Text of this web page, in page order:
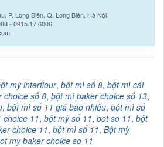
P. Long Biên, Q. Long Biên, Hà Nội
- 0915.17.6006
mỳ interflour, bột mì số 8, bột mì cái
choice số 8, bột mì baker choice số 13,
, bột mì số 11 giá bao nhiêu, bột mì số
choice 11, bột mỳ số 11, bot so 11, bột
choice 11, bột mì số 11, Bột mỳ
my baker choice so 11